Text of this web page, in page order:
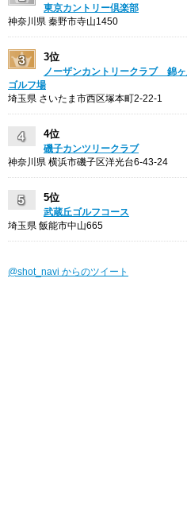
東京カントリー倶楽部
神奈川県 秦野市寺山1450
3位
ノーザンカントリークラブ 錦
ゴルフ場
埼玉県 さいたま市西区塚本町2-22-1
4位
磯子カンツリークラブ
神奈川県 横浜市磯子区洋光台6-43-24
5位
武蔵丘ゴルフコース
埼玉県 飯能市中山665
@shot_navi からのツイート